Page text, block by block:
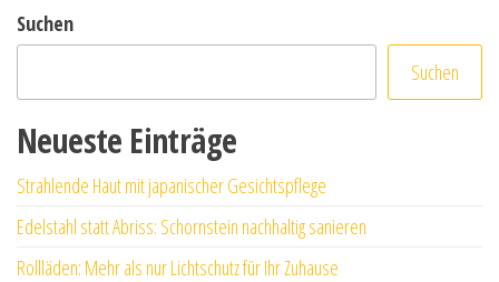
Suchen
Suchen
Neueste Einträge
Strahlende Haut mit japanischer Gesichtspflege
Edelstahl statt Abriss: Schornstein nachhaltig sanieren
Rollläden: Mehr als nur Lichtschutz für Ihr Zuhause